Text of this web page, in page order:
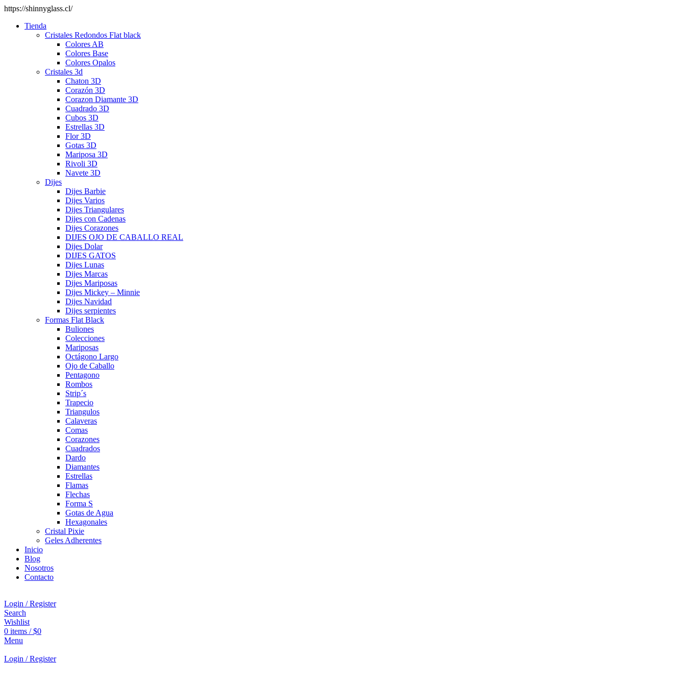
https://shinnyglass.cl/
Tienda
Cristales Redondos Flat black
Colores AB
Colores Base
Colores Opalos
Cristales 3d
Chaton 3D
Corazón 3D
Corazon Diamante 3D
Cuadrado 3D
Cubos 3D
Estrellas 3D
Flor 3D
Gotas 3D
Mariposa 3D
Rivoli 3D
Navete 3D
Dijes
Dijes Barbie
Dijes Varios
Dijes Triangulares
Dijes con Cadenas
Dijes Corazones
DIJES OJO DE CABALLO REAL
Dijes Dolar
DIJES GATOS
Dijes Lunas
Dijes Marcas
Dijes Mariposas
Dijes Mickey – Minnie
Dijes Navidad
Dijes serpientes
Formas Flat Black
Buliones
Colecciones
Mariposas
Octágono Largo
Ojo de Caballo
Pentagono
Rombos
Strip´s
Trapecio
Triangulos
Calaveras
Comas
Corazones
Cuadrados
Dardo
Diamantes
Estrellas
Flamas
Flechas
Forma S
Gotas de Agua
Hexagonales
Cristal Pixie
Geles Adherentes
Inicio
Blog
Nosotros
Contacto
Login / Register
Search
Wishlist
0 items / $0
Menu
Login / Register